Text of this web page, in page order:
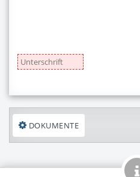
DOKUMENTE